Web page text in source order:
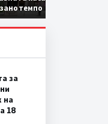
темпо
за
на
18